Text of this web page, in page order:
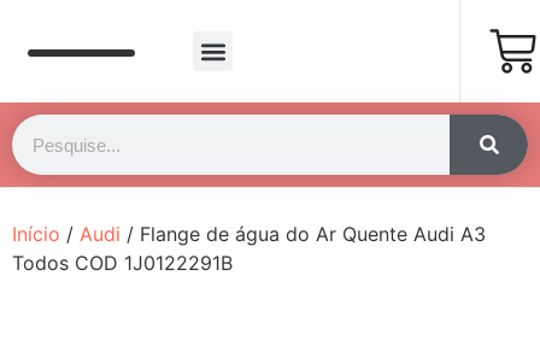
Início / Audi / Flange de água do Ar Quente Audi A3
Todos COD 1J0122291B